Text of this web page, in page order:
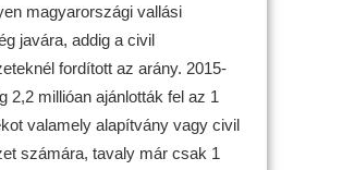
magyarországi vallási
javára, addig a civil
fordított az arány. 2015-
2,2 millióan ajánlották fel az 1
valamely alapítvány vagy civil
számára, tavaly már csak 1